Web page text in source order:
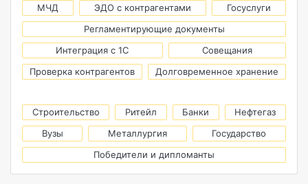
МЧД ЭДО с контрагентами
Госуслуги
Регламентирующие документы
Интеграция с 1С
Совещания
Проверка контрагентов
Долговременное хранение
Строительство Ритейл Банки
Нефтегаз
Вузы
Металлургия
Государство
Победители и дипломанты